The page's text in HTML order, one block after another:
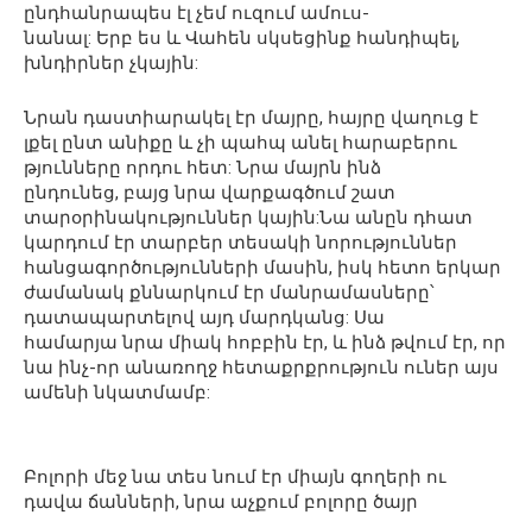
ընդհանրապես էլ չեմ ուզում ամուս-
նանալ: Երբ ես և Վահեն սկսեցինք հանդիպել,
խնդիրներ չկային:
Նրան դաստիարակել էր մայրը, հայրը վաղուց է
լքել ընտ անիքը և չի պահպ անել հարաբերու
թյունները որդու հետ: Նրա մայրն ինձ
ընդունեց, բայց նրա վարքագծում շատ
տարօրինակություններ կային:Նա անըն դհատ
կարդում էր տարբեր տեսակի նորություններ
հանցագործությունների մասին, իսկ հետո երկար
ժամանակ քննարկում էր մանրամասները՝
դատապարտելով այդ մարդկանց: Սա
համարյա նրա միակ հոբբին էր, և ինձ թվում էր, որ
նա ինչ-որ անառողջ հետաքրքրություն ուներ այս
ամենի նկատմամբ:
Բոլորի մեջ նա տես նում էր միայն գողերի ու
դավա ճանների, նրա աչքում բոլորը ծայր